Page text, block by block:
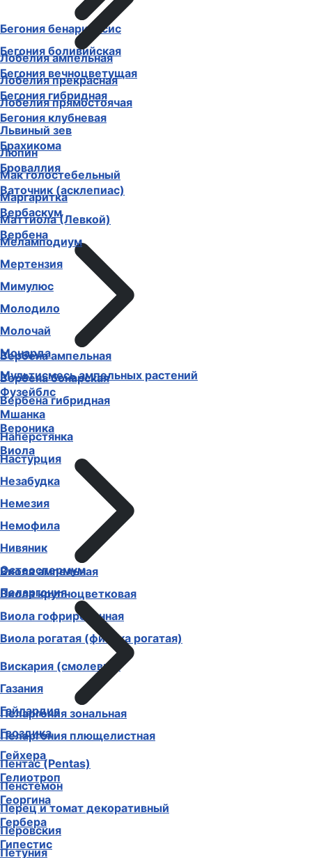
Бегония бенариенсис
Бегония боливийская
Бегония вечноцветущая
Бегония гибридная
Бегония клубневая
Брахикома
Броваллия
Ваточник (асклепиас)
Вербаскум
Вербена
Вербена ампельная
Вербена бонарская
Вербена гибридная
Вероника
Виола
Виола ампельная
Виола крупноцветковая
Виола гофрированная
Виола рогатая (фиалка рогатая)
Вискария (смолевка)
Газания
Гайлардия
Гвоздика
Гейхера
Гелиотроп
Георгина
Гербера
Гипестис
Лобелия ампельная
Лобелия прекрасная
Лобелия прямостоячая
Львиный зев
Люпин
Мак голостебельный
Маргаритка
Маттиола (Левкой)
Меламподиум
Мертензия
Мимулюс
Молодило
Молочай
Монарда
Мультисмесь ампельных растений
Фузейблс
Мшанка
Наперстянка
Настурция
Незабудка
Немезия
Немофила
Нивяник
Остеоспермум
Пеларгония
Пеларгония зональная
Пеларгония плющелистная
Пентас (Pentas)
Пенстемон
Перец и томат декоративный
Перовския
Петуния